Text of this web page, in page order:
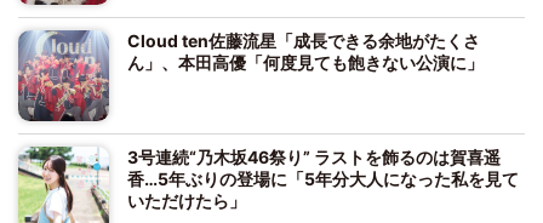
Cloud ten佐藤流星「成長できる余地がたくさ
ん」、本田高優「何度見ても飽きない公演に」
3号連続“乃木坂46祭り” ラストを飾るのは賀喜遥
香…5年ぶりの登場に「5年分大人になった私を見て
いただけたら」